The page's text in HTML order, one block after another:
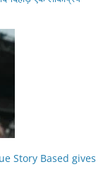
Story Based gives